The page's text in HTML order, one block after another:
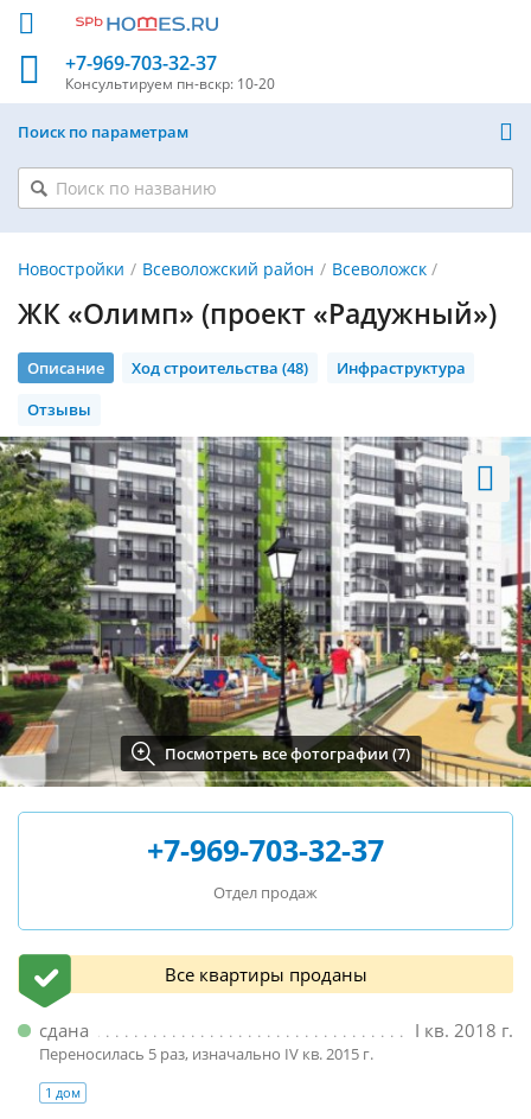
+7-969-703-32-37
Консультируем пн-вскр: 10-20
Поиск по параметрам
Новостройки Всеволожский район Всеволожск
ЖК «Олимп» (проект «Радужный»)
Описание Ход строительства (48)
Инфраструктура
Отзывы
Посмотреть все фотографии (7)
+7-969-703-32-37
Отдел продаж
Все квартиры проданы
I кв. 2018 г.
сдана
Переносилась 5 раз, изначально IV кв. 2015 г.
1 дом